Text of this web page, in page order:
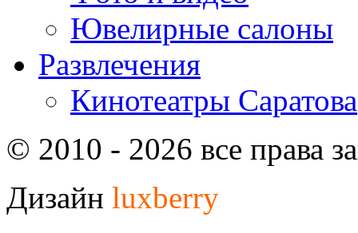
Ювелирные салоны
Развлечения
Кинотеатры Саратова
© 2010 - 2026 все права
Дизайн luxberry